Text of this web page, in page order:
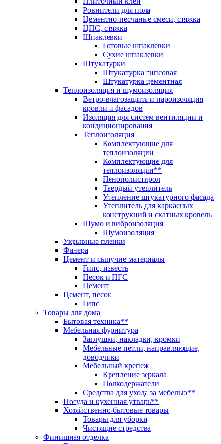
Ровнители для пола
Цементно-песчаные смеси, стяжка
ЦПС, стяжка
Шпаклевки
Готовые шпаклевки
Сухие шпаклевки
Штукатурки
Штукатурка гипсовая
Штукатурка цементная
Теплоизоляция и шумоизоляция
Ветро-влагозащита и пароизоляция
кровли и фасадов
Изоляция для систем вентиляции и
кондиционирования
Теплоизоляция
Комплектующие для
теплоизоляции
Комплектующие для
теплоизоляции**
Пенополистирол
Твердый утеплитель
Утепление штукатурного фасада
Утеплитель для каркасных
конструкций и скатных кровель
Шумо и виброизоляция
Шумоизоляция
Укрывные пленки
Фанера
Цемент и сыпучие материалы
Гипс, известь
Песок и ПГС
Цемент
Цемент, песок
Гипс
Товары для дома
Бытовая техника**
Мебельная фурнитура
Заглушки, накладки, кромки
Мебельные петли, направляющие,
доводчики
Мебельный крепеж
Крепление зеркала
Полкодержатели
Средства для ухода за мебелью**
Посуда и кухонная утварь**
Хозяйственно-бытовые товары
Товары для уборки
Чистящие стредства
Финишная отделка